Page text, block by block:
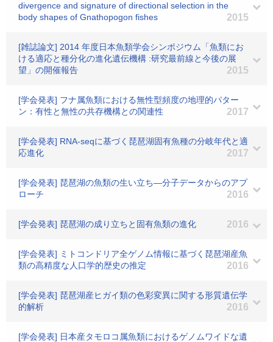
divergence and signature of directional selection in the
body shapes of Gnathopogon fishes
2015
[雑誌論文] 2014 年度日本魚類学会シンポジウム「魚類にお
ける適応と種分化の進化遺伝機構 :研究最前線と今後の展
望」の開催報告
2015
[学会発表] フナ属魚類における無性型頻度の地理的パター
ン：有性と無性の共存機構との関連性
2017
[学会発表] RNA-seqに基づく琵琶湖固有魚種の分岐年代と適
応進化
2017
[学会発表] 琵琶湖の魚類の生い立ち―分子データからのアプ
ローチ
2016
[学会発表] 琵琶湖の成り立ちと固有魚類の進化 2016
[学会発表] ミトコンドリア全ゲノム情報に基づく琵琶湖産魚
類の高精度な人口学的歴史の推定
2016
[学会発表] 琵琶湖産ヒガイ類の色彩変異に関する形質遺伝学
的解析
2016
[学会発表] 日本産タモロコ属魚類におけるゲノムワイドな遺